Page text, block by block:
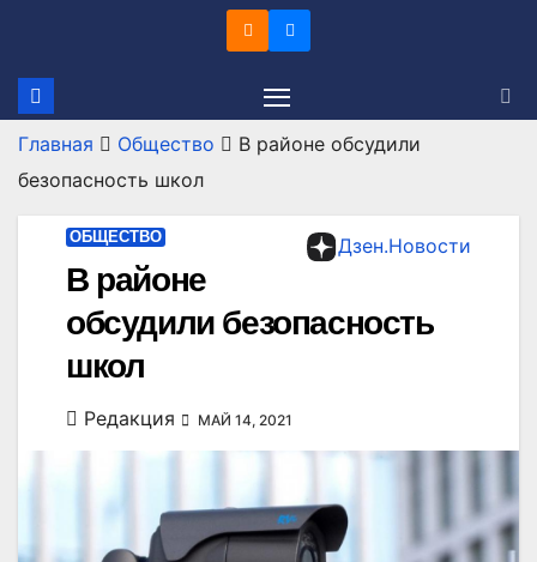
содержимому
Главная Общество
В районе обсудили
безопасность школ
Дзен.Новости
ОБЩЕСТВО
В районе
обсудили безопасность
школ
Редакция МАЙ 14, 2021